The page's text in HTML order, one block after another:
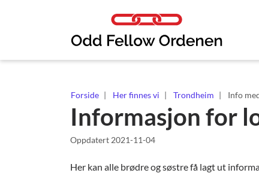
Forside Her finnes vi Trondheim Info
Informasjon for
Oppdatert 2021-11-04
Her kan alle brødre og søstre få lagt ut